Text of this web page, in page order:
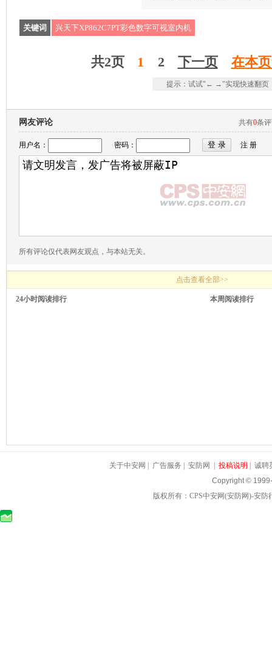
关键词 兴天下XP862C7PT彩色数字可视室内机
共2页 1 2 下一页 在本
提示：试试"← →"实现快速翻页
网友评论 共有0条
用户名： 密码： 注 册
所有评论仅代表网友观点，与本站无关。
点击查看全部>>
24小时阅读排行 本周阅读排行
关于中安网 广告服务 安防网 投稿说明
诚聘
Copyright © 1999-
版权所有： CPS中安网(安防网)-安防